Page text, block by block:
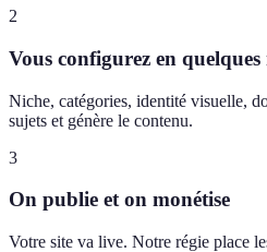
2
Vous configurez en quelques
Niche, catégories, identité visuelle,
sujets et génère le contenu.
3
On publie et on monétise
Votre site va live. Notre régie place